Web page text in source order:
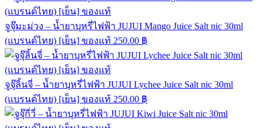
จูจุ๊มะม่วง – น้ำยาบุหรี่ไฟฟ้า JUJUI Mango Juice Salt nic 30ml
(แบรนด์ไทย) [เย็น] ของแท้ 250.00 ฿
จูจุ๊ลิ้นจี่ – น้ำยาบุหรี่ไฟฟ้า JUJUI Lychee Juice Salt nic 30ml
(แบรนด์ไทย) [เย็น] ของแท้ 250.00 ฿